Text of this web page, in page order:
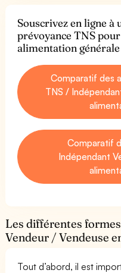
Souscrivez en ligne à
prévoyance TNS
alimentation générale
Comparatif des
TNS /
Comparatif
Indépendant
Les différentes
Vendeur / Vendeuse
Tout d’abord, il est